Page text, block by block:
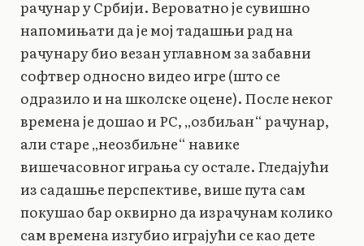
рачунар у Србији. Вероватно је сувишно
напомињати да је мој тадашњи рад на
рачунару био везан углавном за забавни
софтвер односно видео игре (што се
одразило и на школске оцене). После неког
времена је дошао и PC, „озбиљан“ рачунар,
али старе „неозбиљне“ навике
вишечасовног играња су остале. Гледајући
из садашње перспективе, више пута сам
покушао бар оквирно да израчунам колико
сам времена изгубио играјући се као дете